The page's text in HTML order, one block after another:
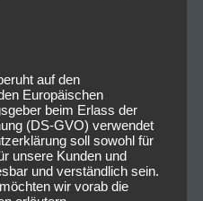
auf den
Europäischen
beim Erlass der
(DS-GVO) verwendet
soll sowohl für
unsere Kunden und
und verständlich sein.
wir vorab die